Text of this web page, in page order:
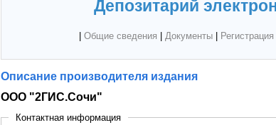
Депозитарий
Общие сведения Документы| Регистрация
Описание производителя издания
ООО "2ГИС.Сочи"
Контактная информация